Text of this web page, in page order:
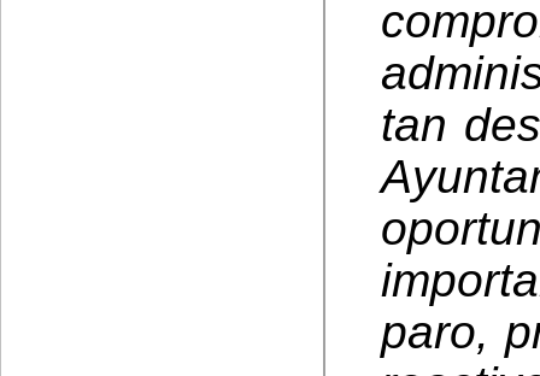
tan
paro,